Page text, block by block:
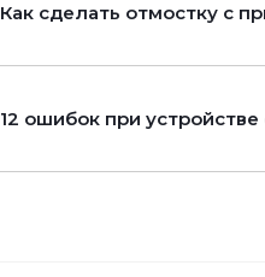
Как сделать отмостку с
12 ошибок при устройстве